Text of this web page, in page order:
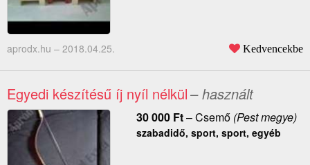
aprodx.hu – 2018.04.25. Kedvencekbe
Egyedi készítésű íj nyíl nélkül– használt
30 000 Ft–Csemő(Pest megye)
szabadidő, sport, sport, egyéb